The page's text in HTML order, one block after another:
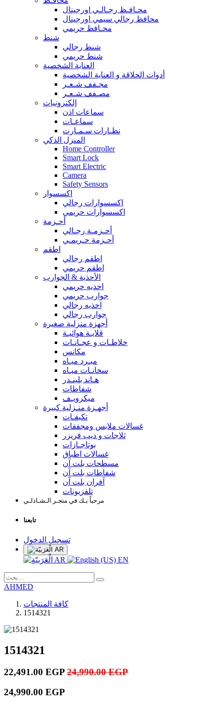
محـافـظ رجـالـي اورجينال
محافظ رجالي سيمي اورجينال
محـافظ حريمي
شنط
شنط رجالي
شنط حريمي
العناية الشخصية
أدوات الحلاقة و العناية الشخصية
مجـفف شـعـر
مصـفف شـعـر
إلكترونيات
سماعات اذن
سماعـات
نظـارات سـمـارت
المنزل الذكي
Home Controller
Smart Lock
Smart Electric
Camera
Safety Sensors
اكسسوار
اكسسوارات رجالي
اكسسوارات حريمي
أحـزمة
أحـزمـة رجـالي
أحـزمة حـريمـي
اطقم
اطقم رجالي
اطقم حريمي
الأحذية & الجوارب
احذيه حريمي
جوارب حريمي
احذيه رجالي
جوارب رجالي
أجهزة منزلية صغيرة
قلايـة هوائيـة
خلاطـات و عجـانـات
مكانس
مبـرد ميـاه
سخانـات ميـاه
هـاند بلينـدر
شفاطات
ميكرويـف
أجهـزة منـزلية كبيرة
تكيفـات
غسالات ملابس ومجففات
ثلاجات و ديب فريزر
بوتاجـازات
غسالات اطباق
مسطحات بلت آن
شفاطات بلت آن
آفران بلت آن
تلفزيونات
مرحباً بـك في متجـر الـشـاذلـي
تابعنا
تسجيل الدخول
AR
AR EN
AHMED
كافة المنتجات
1514321
1514321
22,491.00 EGP 24,990.00EGP
24,990.00 EGP